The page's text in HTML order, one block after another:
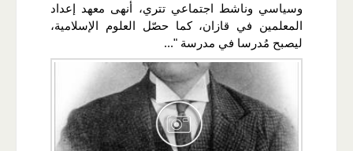
وسياسي وناشط اجتماعي تتري، أنهى معهد إعداد
المعلمين في قازان، كما حصّل العلوم الإسلامية،
ليصبح مُدرسا في مدرسة "...